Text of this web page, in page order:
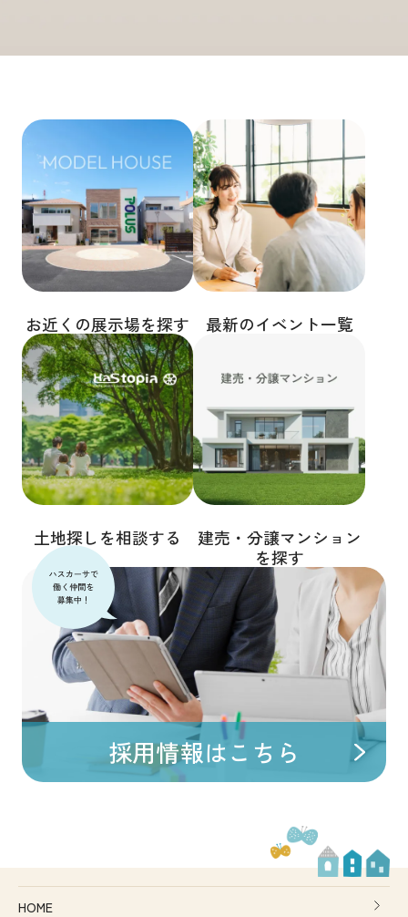
お近くの展示場を探す 最新のイベント一覧
土地探しを相談する
建売・分譲マンション
を探す
採用情報はこちら
HOME